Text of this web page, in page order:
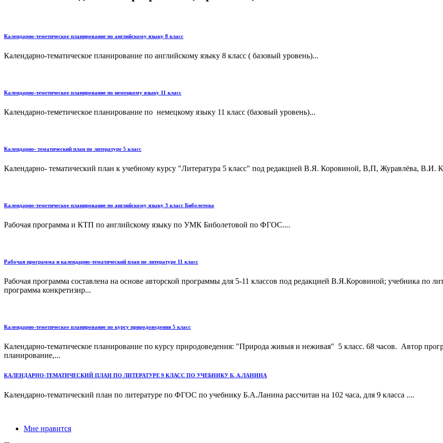
Календарно-теметическое планирование по английскому языку 8 класс
Календарно-тематическое планирование по английскому языку 8 класс ( базовый уровень)...
Календарно-теметическое планирование по немецкому языку 11 класс
Календарно-теметическое планирование по немецкому языку 11 класс (базовый уровень)...
Календарно- тематический план по литературе 5 класс
Календарно- тематический план к учебному курсу "Литература 5 класс" под редакцией В.Я. Коровиной, В,П, Журавлёва, В.И.
Календарно-теметическое планирование по английскому языку 3 класс Биболетова
Рабочая программа и КТП по английскому языку по УМК Биболетовой по ФГОС....
Рабочая программа и календарно-тематический план по литературе 11 класс
Рабочая программа составлена на основе авторской программы для 5-11 классов под редакцией В.Я.Коровиной; учебника по
программа конкретизир...
Календарно-теметическое планирование по курсу природоведения 5 класс
Календарно-тематическое планирование по курсу природоведения: "Природа живыя и неживая" 5 класс. 68 часов. Автор
планирование,...
КАЛЕНДАРНО-ТЕМАТИЧЕСКИЙ ПЛАН ПО ЛИТЕРАТУРЕ 9 КЛАСС ПО УЧЕБНИКУ Б. А.ЛАНИНА
Календарно-тематический план по литературе по ФГОС по учебнику Б.А.Ланина рассчитан на 102 часа, для 9 класса ....
Мне нравится